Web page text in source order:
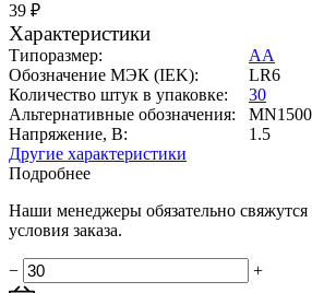
39 ₽
Характеристики
Типоразмер:
АА
Обозначение МЭК (IEK):
LR6
Количество штук в упаковке:
30
Альтернативные обозначения:
Напряжение, В:
1.5
Другие характеристики
Подробнее
Наши менеджеры обязательно
условия заказа.
−
+